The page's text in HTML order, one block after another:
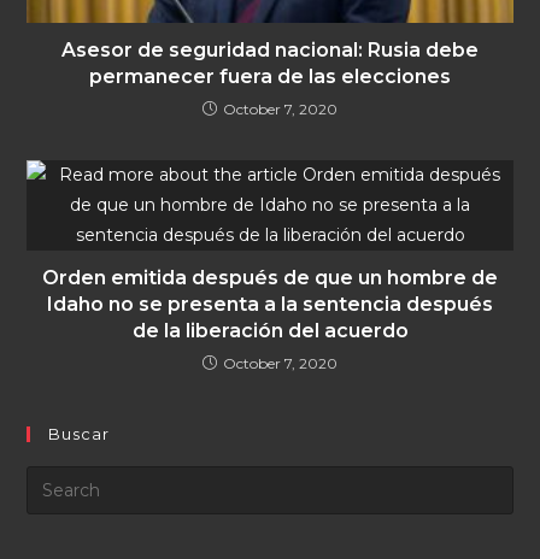
Asesor de seguridad nacional: Rusia debe
permanecer fuera de las elecciones
October 7, 2020
Orden emitida después de que un hombre de
Idaho no se presenta a la sentencia después
de la liberación del acuerdo
October 7, 2020
Buscar